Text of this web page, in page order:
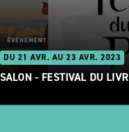
ÉVÈNEMENT
DU 21 AVR. AU 23 AVR. 2023
SALON - FESTIVAL DU